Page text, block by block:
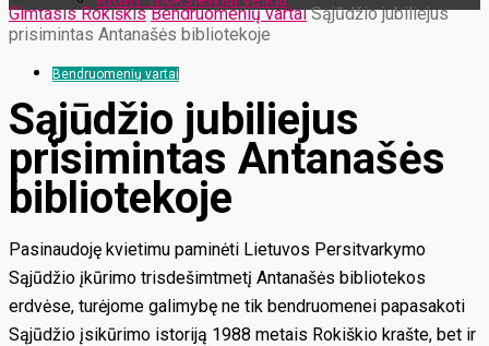
Gimtasis Rokiškis Bendruomenių vartai Sąjūdžio jubiliejus
prisimintas Antanašės bibliotekoje
Bendruomenių vartai
Sąjūdžio jubiliejus
prisimintas Antanašės
bibliotekoje
Pasinaudoję kvietimu paminėti Lietuvos Persitvarkymo
Sąjūdžio įkūrimo trisdešimtmetį Antanašės bibliotekos
erdvėse, turėjome galimybę ne tik bendruomenei papasakoti
Sąjūdžio įsikūrimo istoriją 1988 metais Rokiškio krašte, bet ir